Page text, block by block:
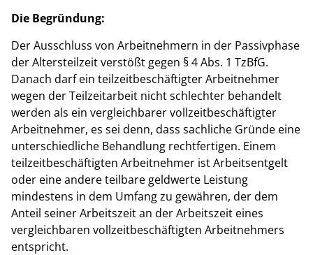
Die Begründung:
Der Ausschluss von Arbeitnehmern in der Passivphase
der Altersteilzeit verstößt gegen § 4 Abs. 1 TzBfG.
Danach darf ein teilzeitbeschäftigter Arbeitnehmer
wegen der Teilzeitarbeit nicht schlechter behandelt
werden als ein vergleichbarer vollzeitbeschäftigter
Arbeitnehmer, es sei denn, dass sachliche Gründe eine
unterschiedliche Behandlung rechtfertigen. Einem
teilzeitbeschäftigten Arbeitnehmer ist Arbeitsentgelt
oder eine andere teilbare geldwerte Leistung
mindestens in dem Umfang zu gewähren, der dem
Anteil seiner Arbeitszeit an der Arbeitszeit eines
vergleichbaren vollzeitbeschäftigten Arbeitnehmers
entspricht.